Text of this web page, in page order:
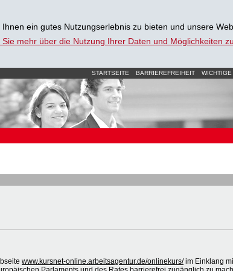
ein gutes Nutzungserlebnis zu bieten und unsere
mehr über die Nutzung Ihrer Daten und Möglichkeiten
STARTSEITE BARRIEREFREIHEIT
www.kursnet-online.arbeitsagentur.de/onlinekurs/im Einklang